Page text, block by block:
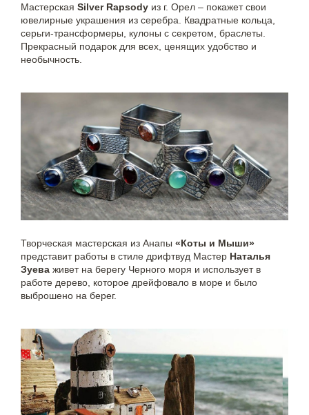
Мастерская Silver Rapsody из г. Орел – покажет свои
ювелирные украшения из серебра. Квадратные кольца,
серьги-трансформеры, кулоны с секретом, браслеты.
Прекрасный подарок для всех, ценящих удобство и
необычность.
Творческая мастерская из Анапы «Коты и Мыши»
представит работы в стиле дрифтвуд Мастер Наталья
Зуева живет на берегу Черного моря и использует в
работе дерево, которое дрейфовало в море и было
выброшено на берег.